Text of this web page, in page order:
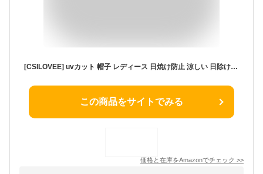
[CSILOVEE] uvカット 帽子 レディース 日焼け防止 涼しい 日除け帽子 ガーデニング 首ガード ハット つばひろ 日よけ 顔隠し 農作業 人気 紫外線対策 折りたたみ 通気性 アウトドア 春夏 プレゼント (JP, アルファベット, M, ライトグレー)
この商品をサイトでみる
価格と在庫をAmazonでチェック >>